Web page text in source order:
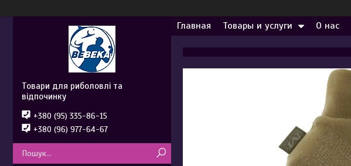
Главная Товары и услуги О нас
Товари для риболовлі та
відпочинку
+380 (95) 335-86-15
+380 (96) 977-64-67